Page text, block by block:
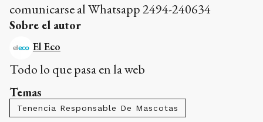
comunicarse al Whatsapp 2494-240634
Sobre el autor
El Eco
Todo lo que pasa en la web
Temas
Tenencia Responsable De Mascotas